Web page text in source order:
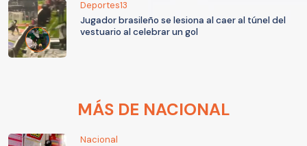
Deportes13
Jugador brasileño se lesiona al caer al túnel del
vestuario al celebrar un gol
MÁS DE NACIONAL
Nacional